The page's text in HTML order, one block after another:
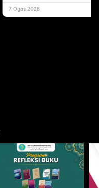
usaha
7 Ogos 2026